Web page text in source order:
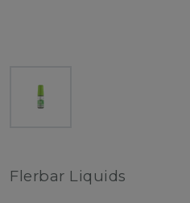
Flerbar Liquids